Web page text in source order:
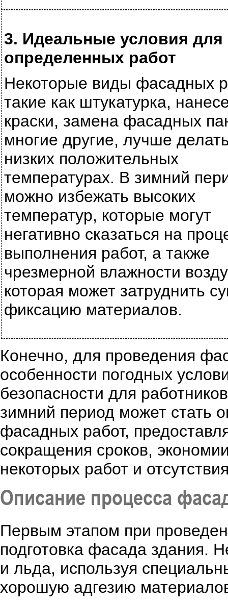
3. Идеальные условия для
определенных работ
Некоторые виды фасадных
такие как штукатурка,
краски, замена фасадных
многие другие, лучше
низких положительных
температурах. В зимний
можно избежать высоких
температур, которые могут
негативно сказаться на
выполнения работ, а также
чрезмерной влажности
которая может затруднить
фиксацию материалов.
Конечно, для проведения
особенности погодных
безопасности для
зимний период может стать
фасадных работ,
сокращения сроков,
некоторых работ и
Описание процесса
Первым этапом при
подготовка фасада здания.
и льда, используя
хорошую адгезию